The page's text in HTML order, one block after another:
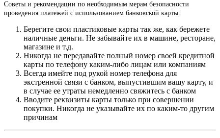
Советы и рекомендации по необходимым мерам безопасности
проведения платежей с использованием банковской карты:
Берегите свои пластиковые карты так же, как бережете
наличные деньги. Не забывайте их в машине, ресторане,
магазине и т.д.
Никогда не передавайте полный номер своей кредитной
карты по телефону каким-либо лицам или компаниям
Всегда имейте под рукой номер телефона для
экстренной связи с банком, выпустившим вашу карту, и
в случае ее утраты немедленно свяжитесь с банком
Вводите реквизиты карты только при совершении
покупки. Никогда не указывайте их по каким-то другим
причинам